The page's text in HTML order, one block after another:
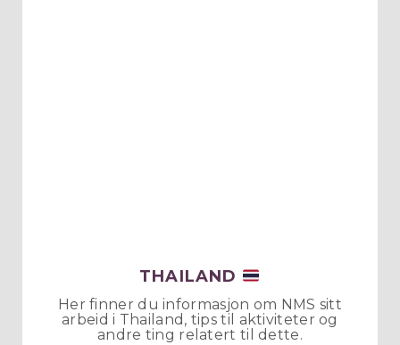
THAILAND
Her finner du informasjon om NMS sitt
arbeid i Thailand, tips til aktiviteter og
andre ting relatert til dette.